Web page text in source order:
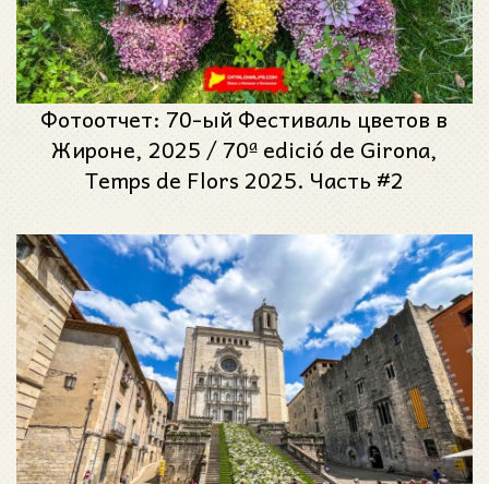
Фотоотчет: 70-ый Фестиваль цветов в
Жироне, 2025 / 70ª edició de Girona,
Temps de Flors 2025. Часть #2